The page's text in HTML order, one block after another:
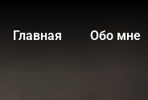
Главная Обо мне